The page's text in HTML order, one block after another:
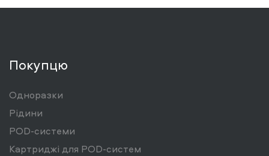
Покупцю
Одноразки
Рідини
POD-системи
Картриджі для POD-систем